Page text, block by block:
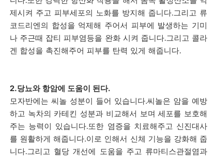
제시켜 주고 피부세포의 노화를 방지해 줍니다.그리고 류
코드리엔의 합성을 억제해 주어서 피부에 발생하는 기미
나 주근때 잡티 피부염등을 완화 시켜 줍니다.그리고 콜라
겐 합성을 촉진해주어 피부를 탄력 있게 해줍니다.
2.당뇨와 항암에 도움이 된다.
모자반에는 씨놀 성분이 들어 있습니다.씨놀은 암을 예방
하고 녹차의 카테킨 성분과 비교해서 보며 세포를 보호해
주는 능력이 있습니다.또한 염증을 치료해주고 신진대사
를 원활하게 해줍니다.이로 인해서 신체 기능을 강화해 줍
니다.그리고 혈당 개선에 도움을 주고 류마티스관절염과